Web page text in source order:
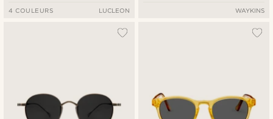
4 COULEURS LUCLEON WAYKINS